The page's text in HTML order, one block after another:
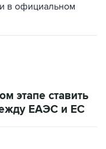
в официальном
этапе ставить
ЕАЭС и ЕС